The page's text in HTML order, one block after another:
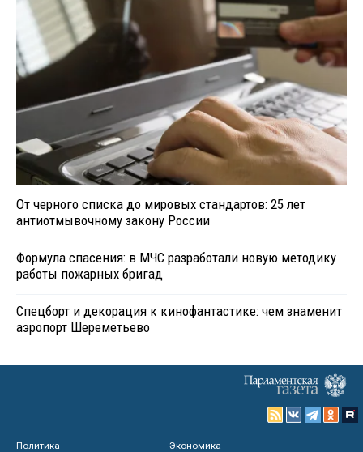
От черного списка до мировых стандартов: 25 лет
антиотмывочному закону России
Формула спасения: в МЧС разработали новую методику
работы пожарных бригад
Спецборт и декорация к кинофантастике: чем знаменит
аэропорт Шереметьево
Политика
Экономика